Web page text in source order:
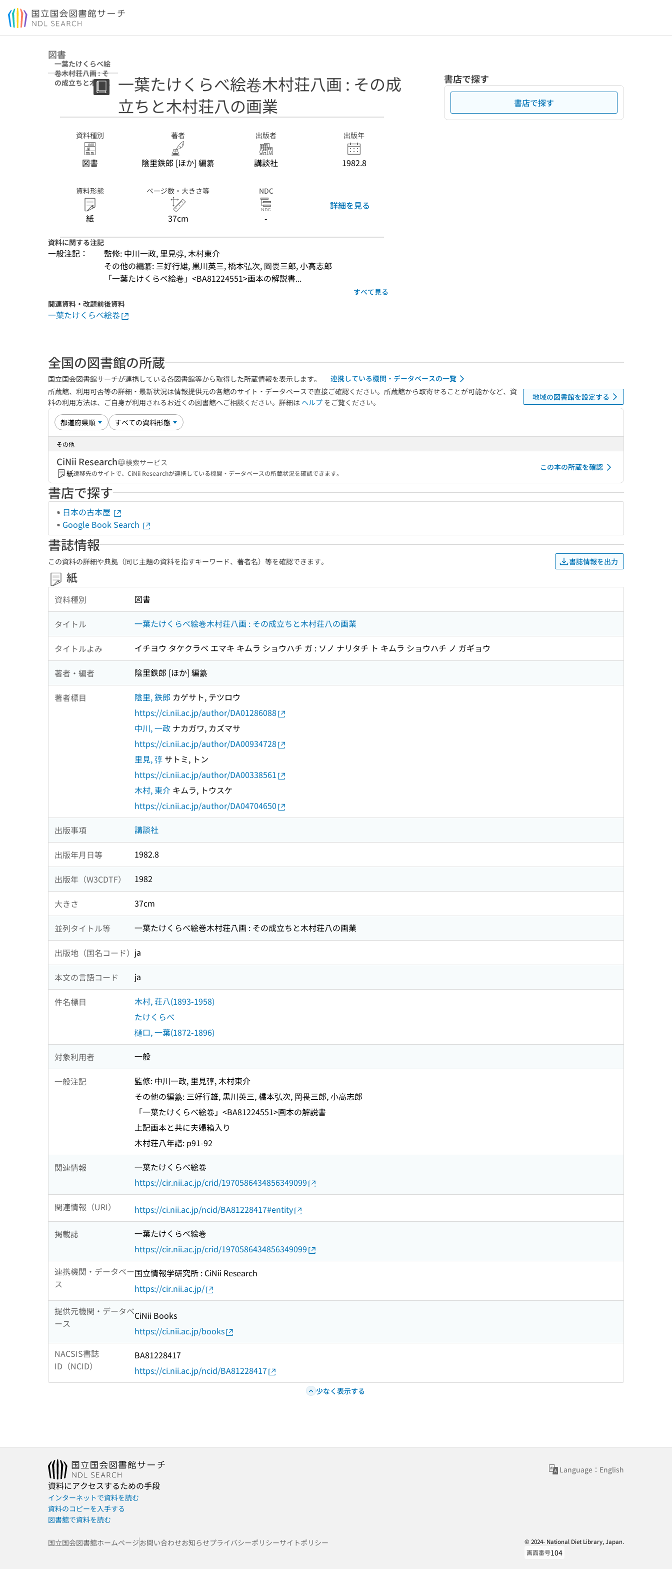
本文へ移動
図書
一葉たけくらべ絵
卷木村荘八画 : そ
の成立ちと木村荘
一葉たけくらべ絵卷木村荘八画 : その成
立ちと木村荘八の画業
資料種別
図書
著者
陰里鉄郎 [ほか] 編纂
出版者
講談社
出版年
1982.8
資料形態
紙
ページ数・大きさ等
37cm
NDC
-
詳細を見る
資料に関する注記
一般注記：
監修: 中川一政, 里見弴, 木村東介
その他の編纂: 三好行雄, 黒川英三, 橋本弘次, 岡畏三郎, 小高志郎
「一葉たけくらべ絵卷」<BA81224551>画本の解説書...
すべて見る
関連資料・改題前後資料
一葉たけくらべ絵卷
書店で探す
書店で探す
全国の図書館の所蔵
国立国会図書館サーチが連携している各図書館等から取得した所蔵情報を表示します。
連携している機関・データベースの一覧
所蔵館、利用可否等の詳細・最新状況は情報提供元の各館のサイト・データベースで直接ご確認ください。所蔵館から取寄せることが可能かなど、資
料の利用方法は、ご自身が利用されるお近くの図書館へご相談ください。詳細は ヘルプ をご覧ください。
地域の図書館を設定する
その他
CiNii Research
検索サービス
紙遷移先のサイトで、CiNii Researchが連携している機関・データベースの所蔵状況を確認できます。
この本の所蔵を確認
書店で探す
日本の古本屋
Google Book Search
書誌情報
この資料の詳細や典拠（同じ主題の資料を指すキーワード、著者名）等を確認できます。 書誌情報を出力
紙
資料種別 図書
タイトル 一葉たけくらべ絵卷木村荘八画 : その成立ちと木村荘八の画業
タイトルよみ イチヨウ タケクラベ エマキ キムラ ショウハチ ガ : ソノ ナリタチ ト キムラ ショウハチ ノ ガギョウ
著者・編者 陰里鉄郎 [ほか] 編纂
著者標目 陰里, 鉄郎 カゲサト, テツロウ
https://ci.nii.ac.jp/author/DA01286088
中川, 一政 ナカガワ, カズマサ
https://ci.nii.ac.jp/author/DA00934728
里見, 弴 サトミ, トン
https://ci.nii.ac.jp/author/DA00338561
木村, 東介 キムラ, トウスケ
https://ci.nii.ac.jp/author/DA04704650
出版事項 講談社
出版年月日等 1982.8
出版年（W3CDTF） 1982
大きさ 37cm
並列タイトル等 一葉たけくらべ絵巻木村荘八画 : その成立ちと木村荘八の画業
出版地（国名コード） ja
本文の言語コード ja
件名標目
木村, 荘八(1893-1958)
たけくらべ
樋口, 一葉(1872-1896)
対象利用者 一般
一般注記
監修: 中川一政, 里見弴, 木村東介
その他の編纂: 三好行雄, 黒川英三, 橋本弘次, 岡畏三郎, 小高志郎
「一葉たけくらべ絵卷」<BA81224551>画本の解説書
上記画本と共に夫婦箱入り
木村荘八年譜: p91-92
関連情報
一葉たけくらべ絵卷
https://cir.nii.ac.jp/crid/1970586434856349099
関連情報（URI） https://ci.nii.ac.jp/ncid/BA81228417#entity
掲載誌
一葉たけくらべ絵卷
https://cir.nii.ac.jp/crid/1970586434856349099
連携機関・データベー
ス
国立情報学研究所 : CiNii Research
https://cir.nii.ac.jp/
提供元機関・データベ
ース
CiNii Books
https://ci.nii.ac.jp/books
NACSIS書誌
ID（NCID）
BA81228417
https://ci.nii.ac.jp/ncid/BA81228417
少なく表示する
Language：English
資料にアクセスするための手段
インターネットで資料を読む
資料のコピーを入手する
図書館で資料を読む
国立国会図書館ホームページお問い合わせお知らせプライバシーポリシーサイトポリシー
© 2024- National Diet Library, Japan.
画面番号104